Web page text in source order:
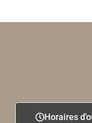
Horaires